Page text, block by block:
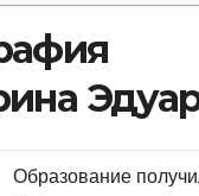
Образование